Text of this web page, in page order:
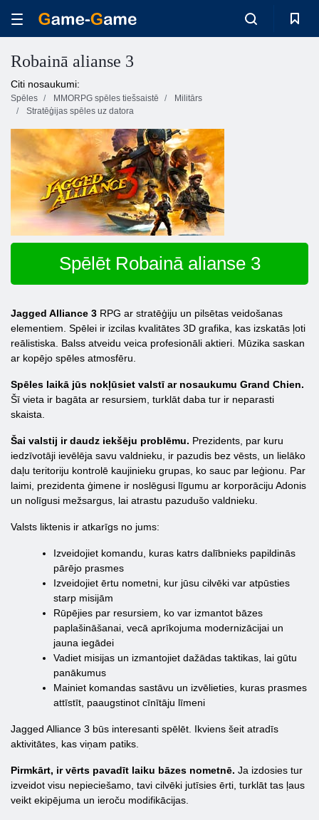
Robainā alianse 3
Citi nosaukumi:
Spēles MMORPG spēles tiešsaistē
Militārs
Stratēģijas spēles uz datora
Spēlēt Robainā alianse 3
Jagged Alliance 3 RPG ar stratēģiju un pilsētas veidošanas
elementiem. Spēlei ir izcilas kvalitātes 3D grafika, kas izskatās ļoti
reālistiska. Balss atveidu veica profesionāli aktieri. Mūzika saskan
ar kopējo spēles atmosfēru.
Spēles laikā jūs nokļūsiet valstī ar nosaukumu Grand Chien.
Šī vieta ir bagāta ar resursiem, turklāt daba tur ir neparasti
skaista.
Šai valstij ir daudz iekšēju problēmu. Prezidents, par kuru
iedzīvotāji ievēlēja savu valdnieku, ir pazudis bez vēsts, un lielāko
daļu teritoriju kontrolē kaujinieku grupas, ko sauc par leģionu. Par
laimi, prezidenta ģimene ir noslēgusi līgumu ar korporāciju Adonis
un nolīgusi mežsargus, lai atrastu pazudušo valdnieku.
Valsts liktenis ir atkarīgs no jums:
Izveidojiet komandu, kuras katrs dalībnieks papildinās
pārējo prasmes
Izveidojiet ērtu nometni, kur jūsu cilvēki var atpūsties
starp misijām
Rūpējies par resursiem, ko var izmantot bāzes
paplašināšanai, vecā aprīkojuma modernizācijai un
jauna iegādei
Vadiet misijas un izmantojiet dažādas taktikas, lai gūtu
panākumus
Mainiet komandas sastāvu un izvēlieties, kuras prasmes
attīstīt, paaugstinot cīnītāju līmeni
Jagged Alliance 3 būs interesanti spēlēt. Ikviens šeit atradīs
aktivitātes, kas viņam patiks.
Pirmkārt, ir vērts pavadīt laiku bāzes nometnē. Ja izdosies tur
izveidot visu nepieciešamo, tavi cilvēki jutīsies ērti, turklāt tas ļaus
veikt ekipējuma un ieroču modifikācijas.